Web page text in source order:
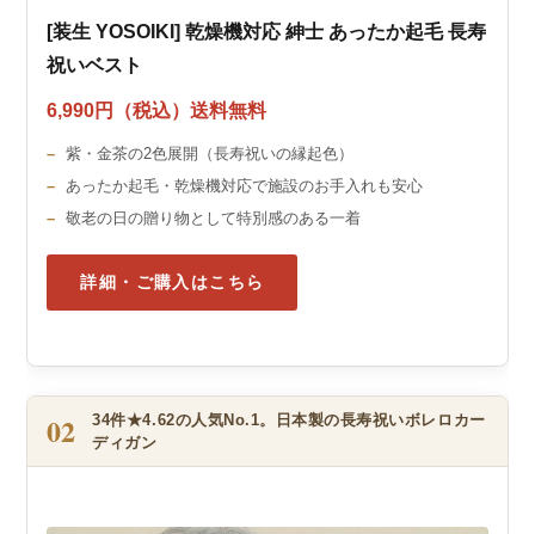
[装生 YOSOIKI] 乾燥機対応 紳士 あったか起毛 長寿
祝いベスト
6,990円（税込）送料無料
紫・金茶の2色展開（長寿祝いの縁起色）
あったか起毛・乾燥機対応で施設のお手入れも安心
敬老の日の贈り物として特別感のある一着
詳細・ご購入はこちら
02
34件★4.62の人気No.1。日本製の長寿祝いボレロカー
ディガン